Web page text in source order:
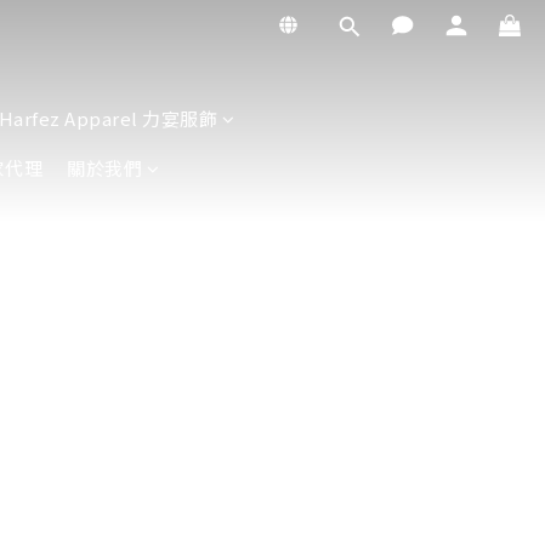
Harfez Apparel 力宴服飾